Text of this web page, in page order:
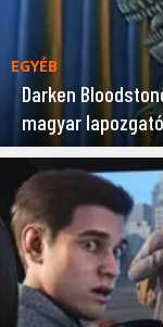
EGYÉB
Darken
magyar